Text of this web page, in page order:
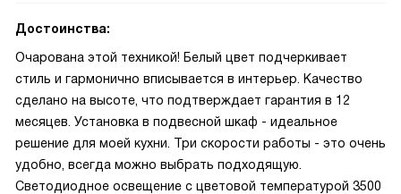
Достоинства:
Очарована этой техникой! Белый цвет подчеркивает
стиль и гармонично вписывается в интерьер. Качество
сделано на высоте, что подтверждает гарантия в 12
месяцев. Установка в подвесной шкаф - идеальное
решение для моей кухни. Три скорости работы - это очень
удобно, всегда можно выбрать подходящую.
Светодиодное освещение с цветовой температурой 3500